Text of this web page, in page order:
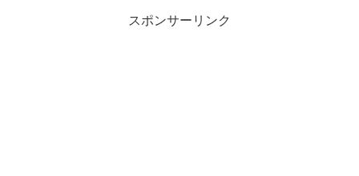
スポンサーリンク